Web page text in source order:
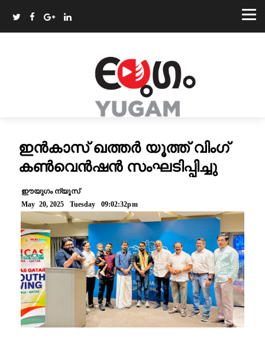
ഇൻകാസ് ഖത്തർ യൂത്ത് വിംഗ്
കൺവെൻഷൻ സംഘടിപ്പിച്ചു
ഈയുഗം ന്യൂസ്
May 20, 2025 Tuesday 09:02:32pm